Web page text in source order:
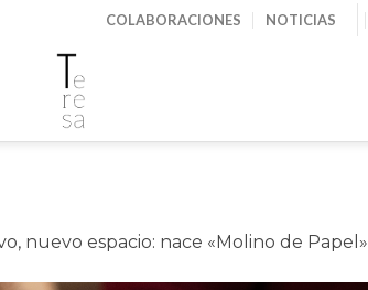
COLABORACIONES NOTICIAS
nuevo espacio: nace «Molino de Papel»